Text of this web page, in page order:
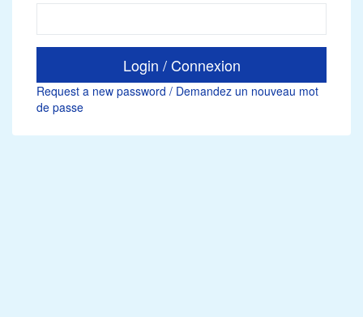
Request a new password / Demandez un nouveau mot
de passe